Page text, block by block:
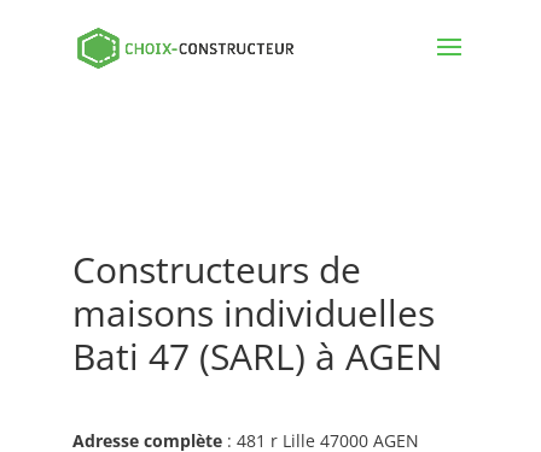
Constructeurs de
maisons individuelles
Bati 47 (SARL) à AGEN
Adresse complète: 481 r Lille 47000 AGEN